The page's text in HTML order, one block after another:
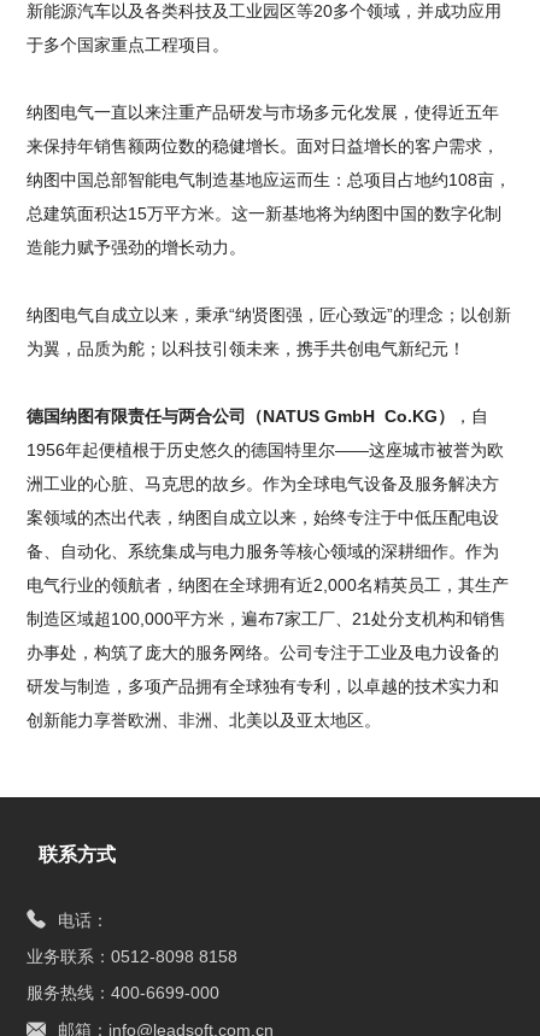
新能源汽车以及各类科技及工业园区等20多个领域，并成功应用
于多个国家重点工程项目。
纳图电气一直以来注重产品研发与市场多元化发展，使得近五年
来保持年销售额两位数的稳健增长。面对日益增长的客户需求，
纳图中国总部智能电气制造基地应运而生：总项目占地约108亩，
总建筑面积达15万平方米。这一新基地将为纳图中国的数字化制
造能力赋予强劲的增长动力。
纳图电气自成立以来，秉承“纳贤图强，匠心致远”的理念；以创新
为翼，品质为舵；以科技引领未来，携手共创电气新纪元！
德国纳图有限责任与两合公司（NATUS GmbH Co.KG）
，自
1956年起便植根于历史悠久的德国特里尔——这座城市被誉为欧
洲工业的心脏、马克思的故乡。作为全球电气设备及服务解决方
案领域的杰出代表，纳图自成立以来，始终专注于中低压配电设
备、自动化、系统集成与电力服务等核心领域的深耕细作。作为
电气行业的领航者，纳图在全球拥有近2,000名精英员工，其生产
制造区域超100,000平方米，遍布7家工厂、21处分支机构和销售
办事处，构筑了庞大的服务网络。公司专注于工业及电力设备的
研发与制造，多项产品拥有全球独有专利，以卓越的技术实力和
创新能力享誉欧洲、非洲、北美以及亚太地区。
联系方式
电话：
业务联系：0512-8098 8158
服务热线：400-6699-000
邮箱：info@leadsoft.com.cn